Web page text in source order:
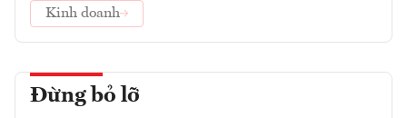
Kinh doanh
Đừng bỏ lỡ